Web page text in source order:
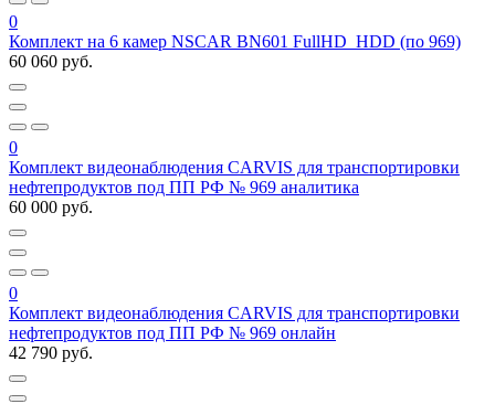
0
Комплект на 6 камер NSCAR BN601 FullHD_HDD (по 969)
60 060 руб.
0
Комплект видеонаблюдения CARVIS для транспортировки
нефтепродуктов под ПП РФ № 969 аналитика
60 000 руб.
0
Комплект видеонаблюдения CARVIS для транспортировки
нефтепродуктов под ПП РФ № 969 онлайн
42 790 руб.